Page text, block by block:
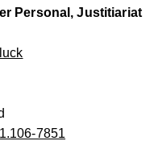
Personal, Justitiariat
7851